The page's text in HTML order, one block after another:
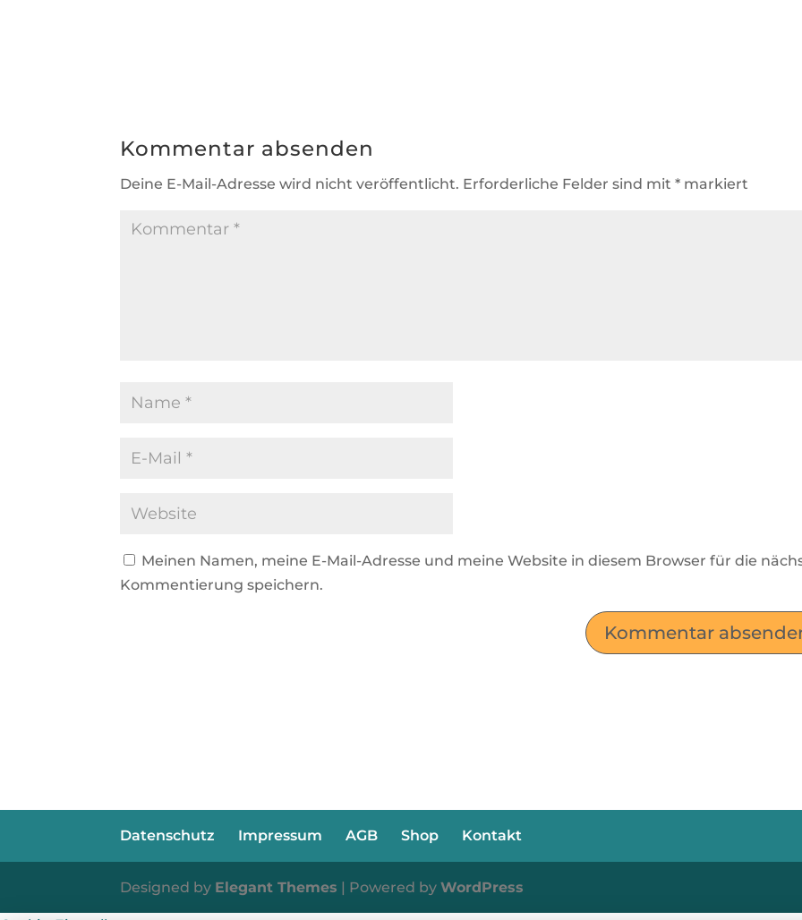
Kommentar absenden
Deine E-Mail-Adresse wird nicht veröffentlicht. Erforderliche Felder sind mit* markiert
Meinen Namen, meine E-Mail-Adresse und meine Website in diesem Browser für die
Kommentierung speichern.
Datenschutz Impressum AGB Shop Kontakt
Designed by Elegant Themes | Powered byWordPress